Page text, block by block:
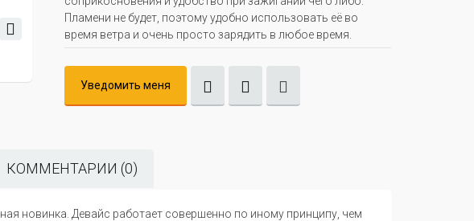
Пламени не будет, поэтому удобно использовать её во
время ветра и очень просто зарядить в любое время.
Уведомить меня
КОММЕНТАРИИ (0)
новинка. Девайс работает совершенно по иному принципу, чем